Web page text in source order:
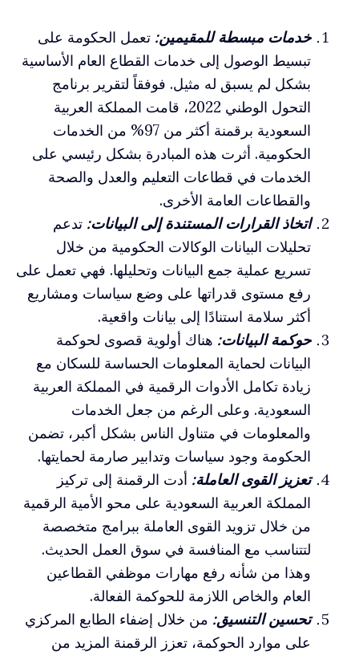
خدمات مبسطة للمقيمين: تعمل الحكومة على
تبسيط الوصول إلى خدمات القطاع العام الأساسية
بشكل لم يسبق له مثيل. فوفقاً لتقرير برنامج
التحول الوطني 2022، قامت المملكة العربية
السعودية برقمنة أكثر من 97% من الخدمات
الحكومية. أثرت هذه المبادرة بشكل رئيسي على
الخدمات في قطاعات التعليم والعدل والصحة
والقطاعات العامة الأخرى.
اتخاذ القرارات المستندة إلى البيانات: تدعم
تحليلات البيانات الوكالات الحكومية من خلال
تسريع عملية جمع البيانات وتحليلها. فهي تعمل على
رفع مستوى قدراتها على وضع سياسات ومشاريع
أكثر سلامة استنادًا إلى بيانات واقعية.
حوكمة البيانات: هناك أولوية قصوى لحوكمة
البيانات لحماية المعلومات الحساسة للسكان مع
زيادة تكامل الأدوات الرقمية في المملكة العربية
السعودية. وعلى الرغم من جعل الخدمات
والمعلومات في متناول الناس بشكل أكبر، تضمن
الحكومة وجود سياسات وتدابير صارمة لحمايتها.
تعزيز القوى العاملة: أدت الرقمنة إلى تركيز
المملكة العربية السعودية على محو الأمية الرقمية
من خلال تزويد القوى العاملة ببرامج متخصصة
لتتناسب مع المنافسة في سوق العمل الحديث.
وهذا من شأنه رفع مهارات موظفي القطاعين
العام والخاص اللازمة للحوكمة الفعالة.
تحسين التنسيق: من خلال إضفاء الطابع المركزي
على موارد الحوكمة، تعزز الرقمنة المزيد من